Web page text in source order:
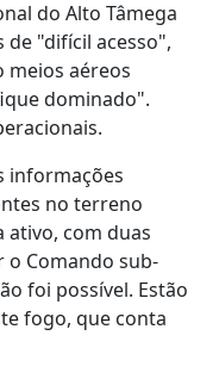
do Alto Tâmega
de "difícil acesso",
meios aéreos
dominado".
informações
no terreno
ativo, com duas
o Comando sub-
foi possível. Estão
fogo, que conta